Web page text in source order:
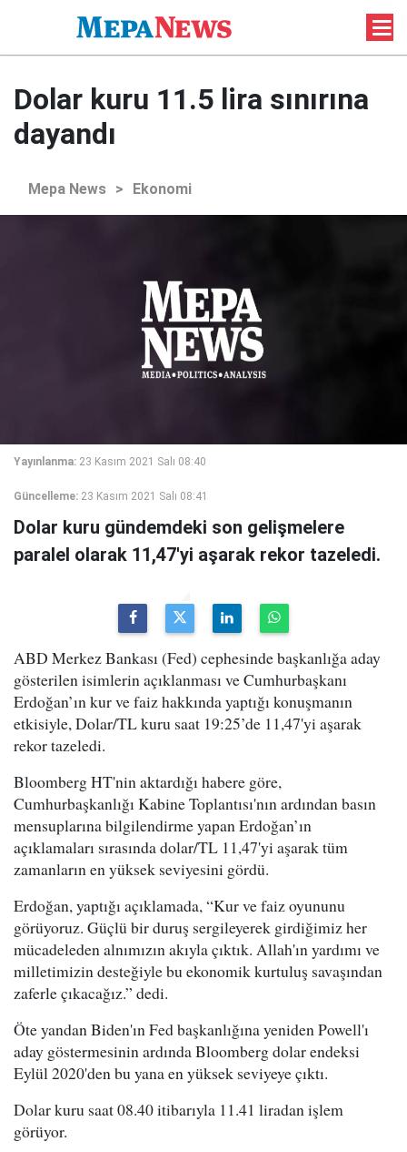
Dolar kuru 11.5 lira sınırına
dayandı
Mepa News > Ekonomi
Yayınlanma: 23 Kasım 2021 Salı 08:40
Güncelleme: 23 Kasım 2021 Salı 08:41
Dolar kuru gündemdeki son gelişmelere
paralel olarak 11,47'yi aşarak rekor tazeledi.
ABD Merkez Bankası (Fed) cephesinde başkanlığa aday
gösterilen isimlerin açıklanması ve Cumhurbaşkanı
Erdoğan’ın kur ve faiz hakkında yaptığı konuşmanın
etkisiyle, Dolar/TL kuru saat 19:25’de 11,47'yi aşarak
rekor tazeledi.
Bloomberg HT'nin aktardığı habere göre,
Cumhurbaşkanlığı Kabine Toplantısı'nın ardından basın
mensuplarına bilgilendirme yapan Erdoğan’ın
açıklamaları sırasında dolar/TL 11,47'yi aşarak tüm
zamanların en yüksek seviyesini gördü.
Erdoğan, yaptığı açıklamada, “Kur ve faiz oyununu
görüyoruz. Güçlü bir duruş sergileyerek girdiğimiz her
mücadeleden alnımızın akıyla çıktık. Allah'ın yardımı ve
milletimizin desteğiyle bu ekonomik kurtuluş savaşından
zaferle çıkacağız.” dedi.
Öte yandan Biden'ın Fed başkanlığına yeniden Powell'ı
aday göstermesinin ardında Bloomberg dolar endeksi
Eylül 2020'den bu yana en yüksek seviyeye çıktı.
Dolar kuru saat 08.40 itibarıyla 11.41 liradan işlem
görüyor.